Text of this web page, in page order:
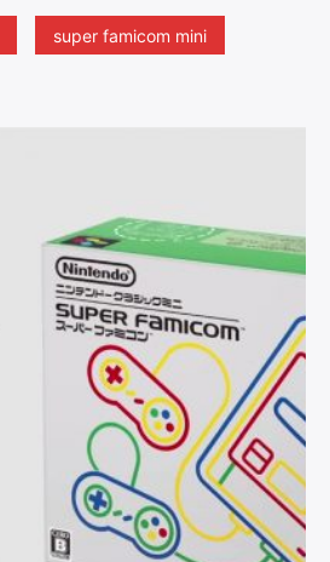
super famicom mini